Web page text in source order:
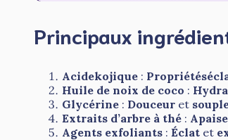
Principaux
Acidekojique :
Huile de noix de coco :
Glycérine : Douceur et
Extraits d’arbre à thé :
Agents exfoliants : Éclat et